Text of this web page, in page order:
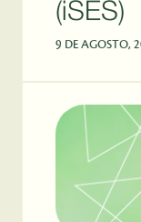
(iSES)
9 DE AGOSTO,